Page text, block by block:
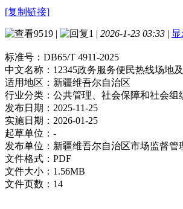
[复制链接]
9519 | 1 | 2026-1-23 03:33 |
标准号： DB65/T 4911-2025
中文名称： 12345政务服务便民热线场地
适用地区： 新疆维吾尔自治区
行业分类： 公共管理、社会保障和社会组
发布日期： 2025-11-25
实施日期： 2026-01-25
起草单位： -
发布单位： 新疆维吾尔自治区市场监督管
文件格式： PDF
文件大小： 1.56MB
文件页数： 14